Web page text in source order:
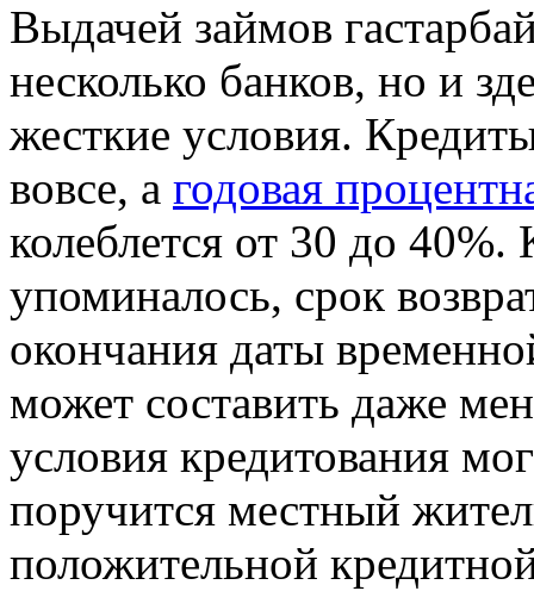
Выдачей займов
несколько банков, но и
жесткие условия.
вовсе, а годовая
колеблется от 30 до
упоминалось, срок
окончания даты
может составить даже
условия кредитования
поручится местный
положительной